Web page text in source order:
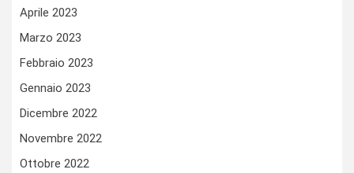
Aprile 2023
Marzo 2023
Febbraio 2023
Gennaio 2023
Dicembre 2022
Novembre 2022
Ottobre 2022